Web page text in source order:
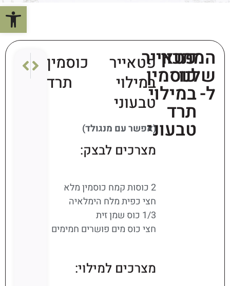
פתח
המתכון
שלנו
ל-
פטאייר
כוסמין
במילוי
תרד
טבעוני
פטאייר כוסמין
במילוי תרד
טבעוני
(אפשר עם מנגולד)
מצרכים לבצק:
2 כוסות קמח כוסמין מלא
חצי כפית מלח הימלאיה
1/3 כוס שמן זית
חצי כוס מים פושרים חמימים
מצרכים למילוי:
הקודם
ירקות
הבא
גלידה